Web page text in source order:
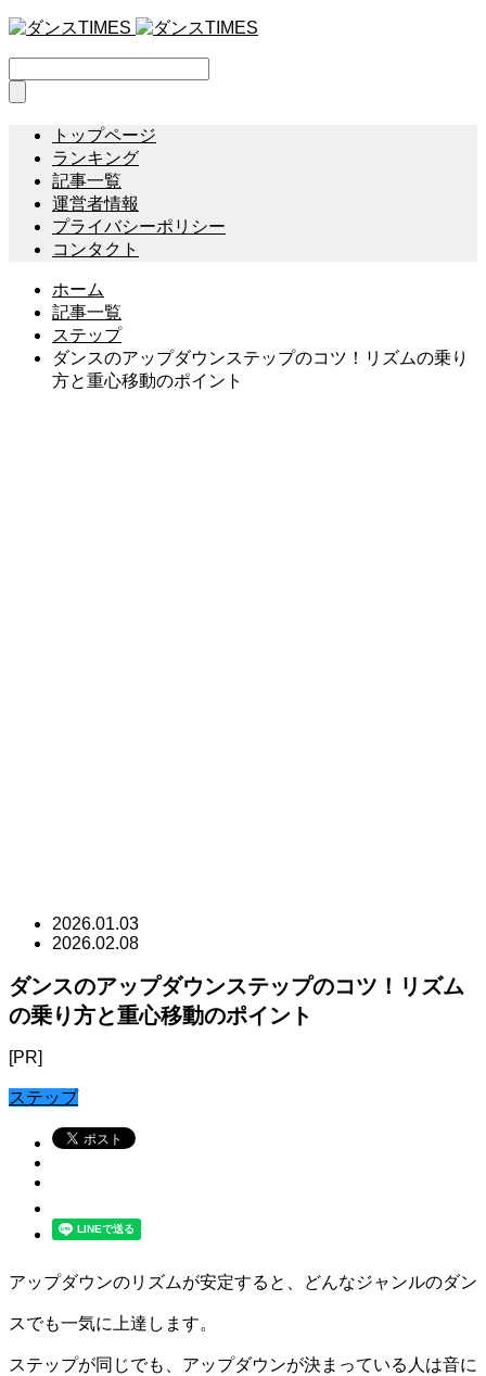
トップページ
ランキング
記事一覧
運営者情報
プライバシーポリシー
コンタクト
ホーム
記事一覧
ステップ
ダンスのアップダウンステップのコツ！リズムの乗り
方と重心移動のポイント
2026.01.03
2026.02.08
ダンスのアップダウンステップのコツ！リズム
の乗り方と重心移動のポイント
[PR]
ステップ
アップダウンのリズムが安定すると、どんなジャンルのダン
スでも一気に上達します。
ステップが同じでも、アップダウンが決まっている人は音に